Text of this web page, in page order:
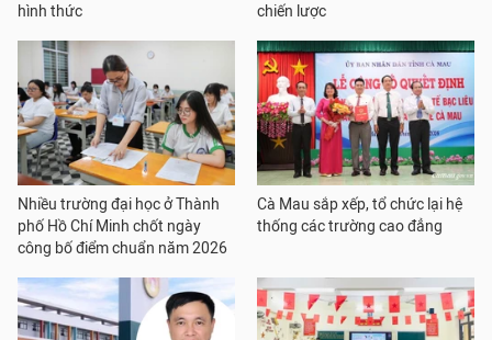
hình thức
chiến lược
Nhiều trường đại học ở Thành
phố Hồ Chí Minh chốt ngày
công bố điểm chuẩn năm 2026
Cà Mau sắp xếp, tổ chức lại hệ
thống các trường cao đẳng